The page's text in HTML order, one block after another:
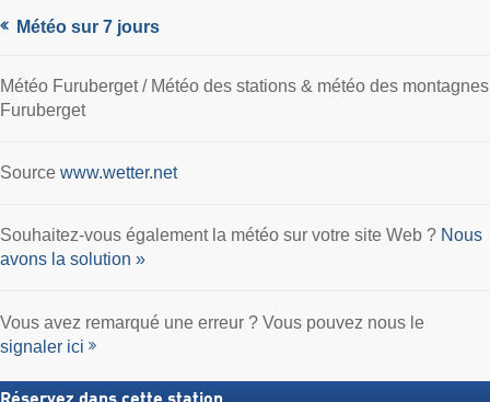
Météo sur 7 jours
Météo Furuberget / Météo des stations & météo des montagnes
Furuberget
Source www.wetter.net
Souhaitez-vous également la météo sur votre site Web ? Nous
avons la solution »
Vous avez remarqué une erreur ? Vous pouvez nous le
signaler ici